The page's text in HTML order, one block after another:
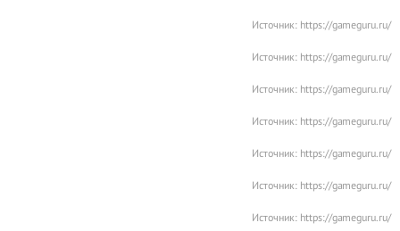
Источник: https://gameguru.ru/
Источник: https://gameguru.ru/
Источник: https://gameguru.ru/
Источник: https://gameguru.ru/
Источник: https://gameguru.ru/
Источник: https://gameguru.ru/
Источник: https://gameguru.ru/